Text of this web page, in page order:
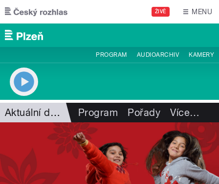
Přejít k hlavnímu obsahu
ŽIVĚ MENU
PROGRAM AUDIOARCHIV KAMERY
Aktuální dění Program Pořady Více…